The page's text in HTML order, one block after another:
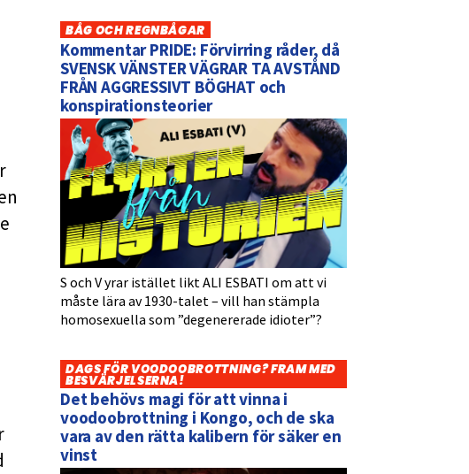
BÅG OCH REGNBÅGAR
Kommentar PRIDE: Förvirring råder, då
SVENSK VÄNSTER VÄGRAR TA AVSTÅND
FRÅN AGGRESSIVT BÖGHAT och
konspirationsteorier
S och V yrar istället likt ALI ESBATI om att vi
måste lära av 1930-talet – vill han stämpla
homosexuella som ”degenererade idioter”?
DAGS FÖR VOODOOBROTTNING? FRAM MED
BESVÄRJELSERNA!
Det behövs magi för att vinna i
voodoobrottning i Kongo, och de ska
vara av den rätta kalibern för säker en
vinst